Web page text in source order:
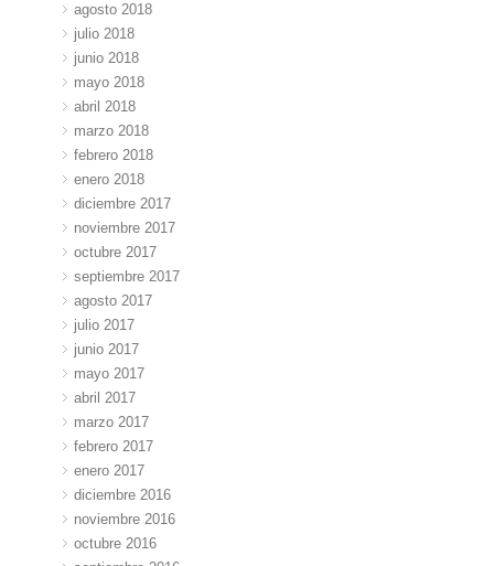
agosto 2018
julio 2018
junio 2018
mayo 2018
abril 2018
marzo 2018
febrero 2018
enero 2018
diciembre 2017
noviembre 2017
octubre 2017
septiembre 2017
agosto 2017
julio 2017
junio 2017
mayo 2017
abril 2017
marzo 2017
febrero 2017
enero 2017
diciembre 2016
noviembre 2016
octubre 2016